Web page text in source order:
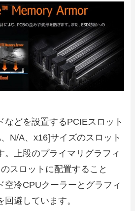
などを設置するPCIEスロット
N/A、x16]サイズのスロット
。上段のプライマリグラフィ
スロットに配置すること
空冷CPUクーラーとグラフィ
避しています。